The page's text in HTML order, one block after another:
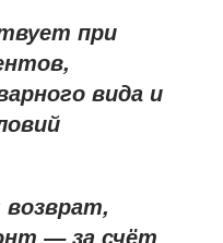
при
вида и
возврат,
—за счёт